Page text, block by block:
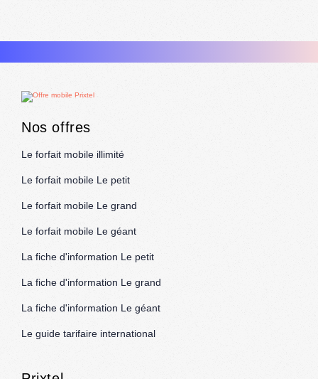
Nos offres
Le forfait mobile illimité
Le forfait mobile Le petit
Le forfait mobile Le grand
Le forfait mobile Le géant
La fiche d'information Le petit
La fiche d'information Le grand
La fiche d'information Le géant
Le guide tarifaire international